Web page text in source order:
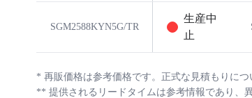
SGM2588KYN5G/TR
生産中
止
* 再販価格は参考価格です。正式な見積もりに
** 提供されるリードタイムは参考情報であり、